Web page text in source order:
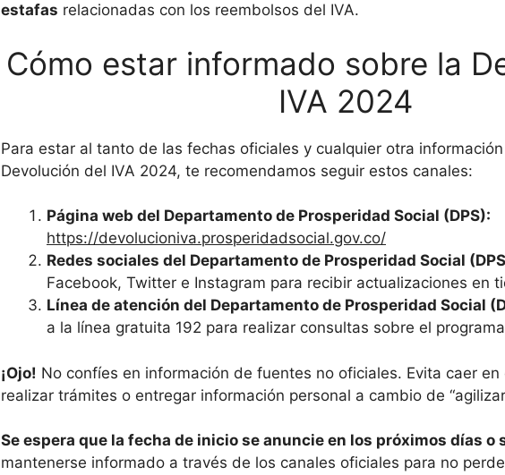
estafas relacionadas con los reembolsos del IVA.
Cómo estar informado sobre la
IVA 2024
Para estar al tanto de las fechas oficiales y cualquier otra
Devolución del IVA 2024, te recomendamos seguir estos canales:
Página web del Departamento de Prosperidad Social (DPS):
https://devolucioniva.prosperidadsocial.gov.co/
Redes sociales del Departamento de Prosperidad Social
Facebook, Twitter e Instagram para recibir actualizaciones en
Línea de atención del Departamento de Prosperidad Social
a la línea gratuita 192 para realizar consultas sobre el
¡Ojo! No confíes en información de fuentes no oficiales. Evita caer
realizar trámites o entregar información personal a cambio de
Se espera que la fecha de inicio se anuncie en los próximos días o
mantenerse informado a través de los canales oficiales para no